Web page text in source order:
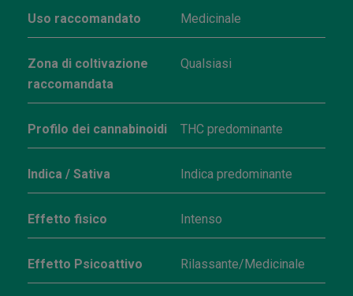
Uso raccomandato Medicinale
Zona di coltivazione
raccomandata
Qualsiasi
Profilo dei cannabinoidi THC predominante
Indica / Sativa Indica predominante
Effetto fisico Intenso
Effetto Psicoattivo Rilassante/Medicinale